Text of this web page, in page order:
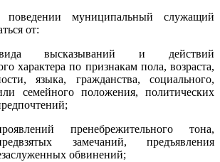
муниципальный служащий
от:
высказываний и действий
характера по признакам пола, возраста,
языка, гражданства, социального,
семейного положения, политических
пренебрежительного тона,
замечаний, предъявления
обвинений;